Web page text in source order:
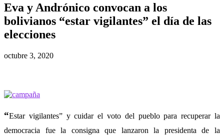
Eva y Andrónico convocan a los
bolivianos “estar vigilantes” el día de las
elecciones
octubre 3, 2020
“Estar vigilantes” y cuidar el voto del pueblo para recuperar la
democracia fue la consigna que lanzaron la presidenta de la